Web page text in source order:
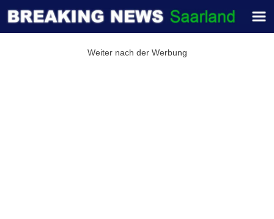
Weiter nach der Werbung